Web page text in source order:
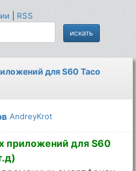
RSS
для S60 Taco
AndreyKrot
приложений для S60